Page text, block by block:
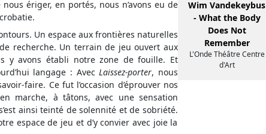
ériger, en portés, nous n’avons eu de
Un espace aux frontières naturelles
recherche. Un terrain de jeu ouvert aux
y avons établi notre zone de fouille. Et
langage : AvecLaissez-porter, nous
faire. Ce fut l’occasion d’éprouver nos
marche, à tâtons, avec une sensation
ainsi teinté de solennité et de sobriété.
espace de jeu et d’y convier avec joie la
Wim Vandekeybus
- What the Body
Does Not
Remember
L'Onde Théâtre Centre
d'Art